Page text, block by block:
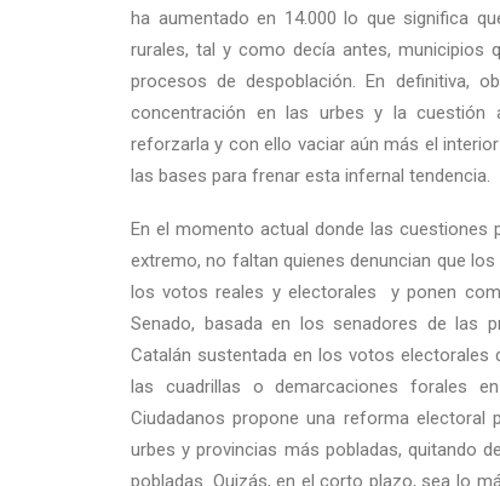
ha aumentado en 14.000 lo que significa
rurales, tal y como decía antes, municipios
procesos de despoblación. En definitiva,
concentración en las urbes y la cuestión
reforzarla y con ello vaciar aún más el
las bases para frenar esta infernal tendencia.
En el momento actual donde las
extremo, no faltan quienes denuncian que
los votos reales y electorales y ponen
Senado, basada en los senadores de las
Catalán sustentada en los votos electorales
las cuadrillas o demarcaciones forales
Ciudadanos propone una reforma
urbes y provincias más pobladas, quitando
pobladas. Quizás, en el corto plazo, sea lo